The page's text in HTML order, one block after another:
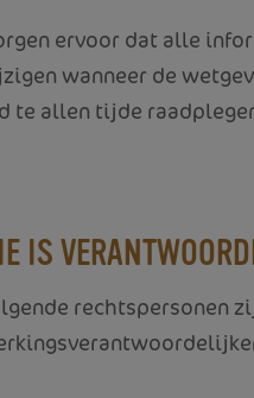
ervoor dat alle
wanneer de
te allen tijde
IS
rechtspersonen